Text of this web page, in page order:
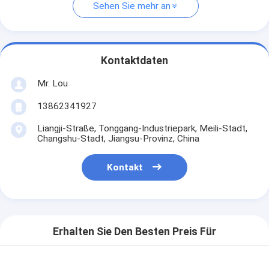
Sehen Sie mehr an
Kontaktdaten
Mr. Lou
13862341927
Liangji-Straße, Tonggang-Industriepark, Meili-Stadt,
Changshu-Stadt, Jiangsu-Provinz, China
Kontakt
Erhalten Sie Den Besten Preis Für